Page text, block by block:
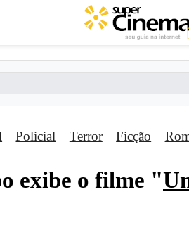
Policial Terror Ficção
exibe o filme "